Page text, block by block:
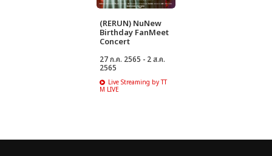
(RERUN) NuNew
Birthday FanMeet
Concert
27 ก.ค. 2565 - 2 ส.ค.
2565
Live Streaming by TT
M LIVE